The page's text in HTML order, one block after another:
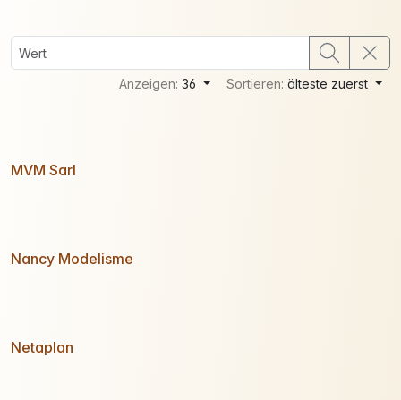
Anzeigen:36 Sortieren:älteste zuerst
MVM Sarl
Nancy Modelisme
Netaplan